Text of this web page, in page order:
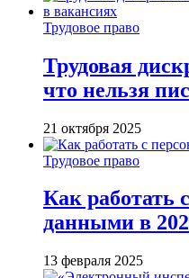
Трудовое право
Трудовая
что нельзя
21 октября 2025
Трудовое право
Как работать
данными в
13 февраля 2025